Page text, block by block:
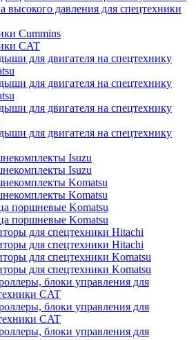
высокого давления для спецтехники
Cummins
CAT
для двигателя на спецтехнику
для двигателя на спецтехнику
для двигателя на спецтехнику
для двигателя на спецтехнику
Isuzu
Isuzu
Komatsu
Komatsu
поршневые Komatsu
поршневые Komatsu
для спецтехники Hitachi
для спецтехники Hitachi
для спецтехники Komatsu
для спецтехники Komatsu
блоки управления для
CAT
блоки управления для
CAT
блоки управления для